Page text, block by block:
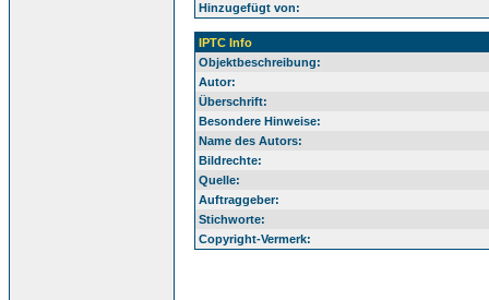
Hinzugefügt von:
IPTC Info
Objektbeschreibung:
Autor:
Überschrift:
Besondere Hinweise:
Name des Autors:
Bildrechte:
Quelle:
Auftraggeber:
Stichworte:
Copyright-Vermerk: